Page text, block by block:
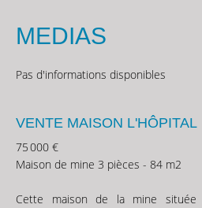
MEDIAS
Pas d'informations disponibles
VENTE MAISON L'HÔPITAL
75 000 €
Maison de mine 3 pièces - 84 m2
Cette maison de la mine située